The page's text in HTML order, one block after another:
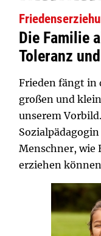
Die Familie
Toleranz
Frieden fängt in
großen und
unserem
Menschner, wie
erziehen